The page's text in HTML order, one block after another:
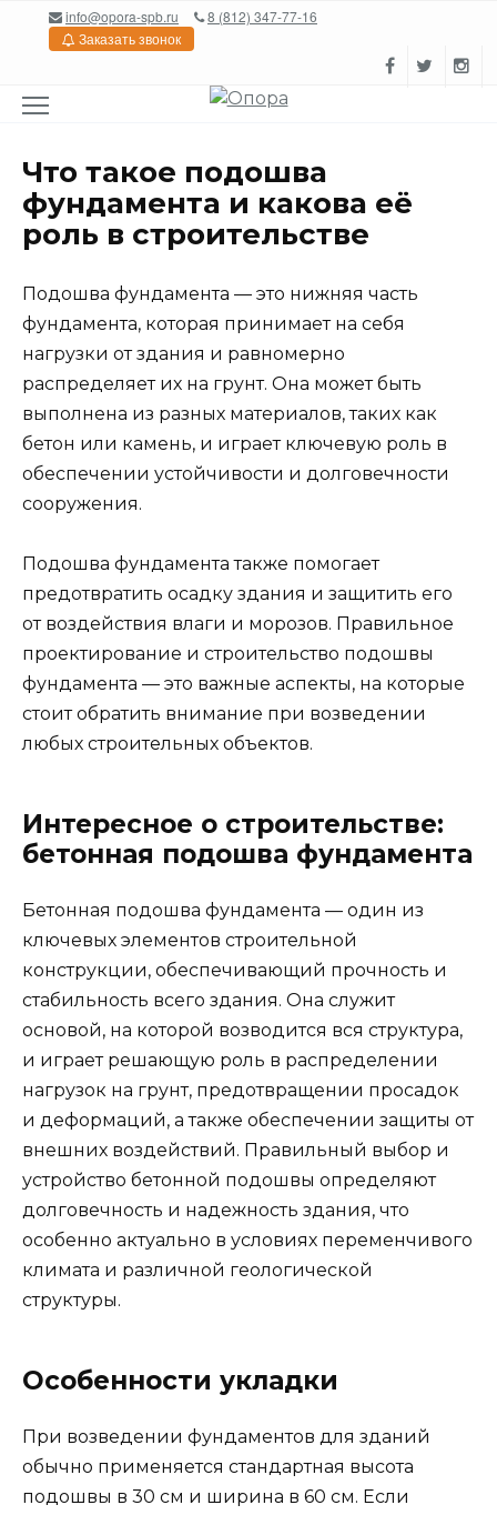
Перейтиinfo@opora-spb.ru
8 (812) 347-77-16
Заказать звонок
Что такое подошва
фундамента и какова её
роль в строительстве
Подошва фундамента — это нижняя часть
фундамента, которая принимает на себя
нагрузки от здания и равномерно
распределяет их на грунт. Она может быть
выполнена из разных материалов, таких как
бетон или камень, и играет ключевую роль в
обеспечении устойчивости и долговечности
сооружения.
Подошва фундамента также помогает
предотвратить осадку здания и защитить его
от воздействия влаги и морозов. Правильное
проектирование и строительство подошвы
фундамента — это важные аспекты, на которые
стоит обратить внимание при возведении
любых строительных объектов.
Интересное о строительстве:
бетонная подошва фундамента
Бетонная подошва фундамента — один из
ключевых элементов строительной
конструкции, обеспечивающий прочность и
стабильность всего здания. Она служит
основой, на которой возводится вся структура,
и играет решающую роль в распределении
нагрузок на грунт, предотвращении просадок
и деформаций, а также обеспечении защиты от
внешних воздействий. Правильный выбор и
устройство бетонной подошвы определяют
долговечность и надежность здания, что
особенно актуально в условиях переменчивого
климата и различной геологической
структуры.
Особенности укладки
При возведении фундаментов для зданий
обычно применяется стандартная высота
подошвы в 30 см и ширина в 60 см. Если